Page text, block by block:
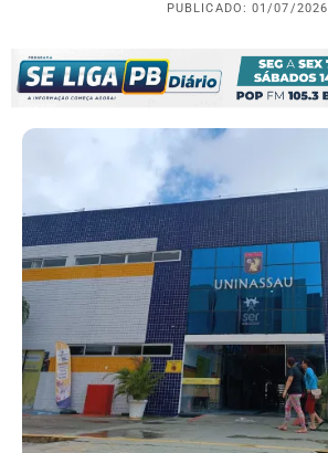
PUBLICADO: 01/07/2026